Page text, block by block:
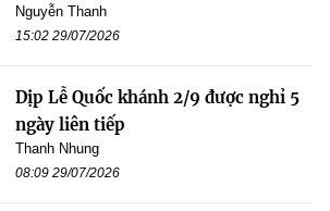
Nguyễn Thanh
15:02 29/07/2026
Dịp Lễ Quốc khánh 2/9 được nghỉ 5
ngày liên tiếp
Thanh Nhung
08:09 29/07/2026